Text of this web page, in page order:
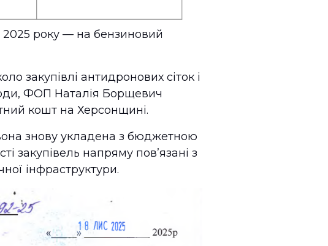
року — на бензиновий
закупівлі антидронових сіток і
ФОП Наталія Борщевич
кошт на Херсонщині.
знову укладена з бюджетною
закупівель напряму пов’язані з
інфраструктури.